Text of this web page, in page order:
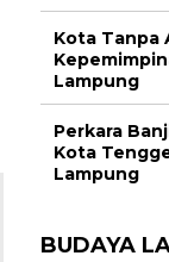
Kota Tanpa
Lampung
Perkara
Kota
Lampung
BUDAYA